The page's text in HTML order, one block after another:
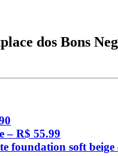
dos Bons
– R$ 55.99
foundation soft beige